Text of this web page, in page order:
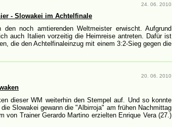
24. 06. 2010
- Slowakei im Achtelfinale
noch amtierenden Weltmeister erwischt. Aufgrund
auch Italien vorzeitig die Heimreise antreten. Dafür ist
die den Achtelfinaleinzug mit einem 3:2-Sieg gegen die
20. 06. 2010
dieser WM weiterhin den Stempel auf. Und so konnte
Slowakei gewann die "Albirroja" am frühen Nachmittag
von Trainer Gerardo Martino erzielten Enrique Vera (27.)